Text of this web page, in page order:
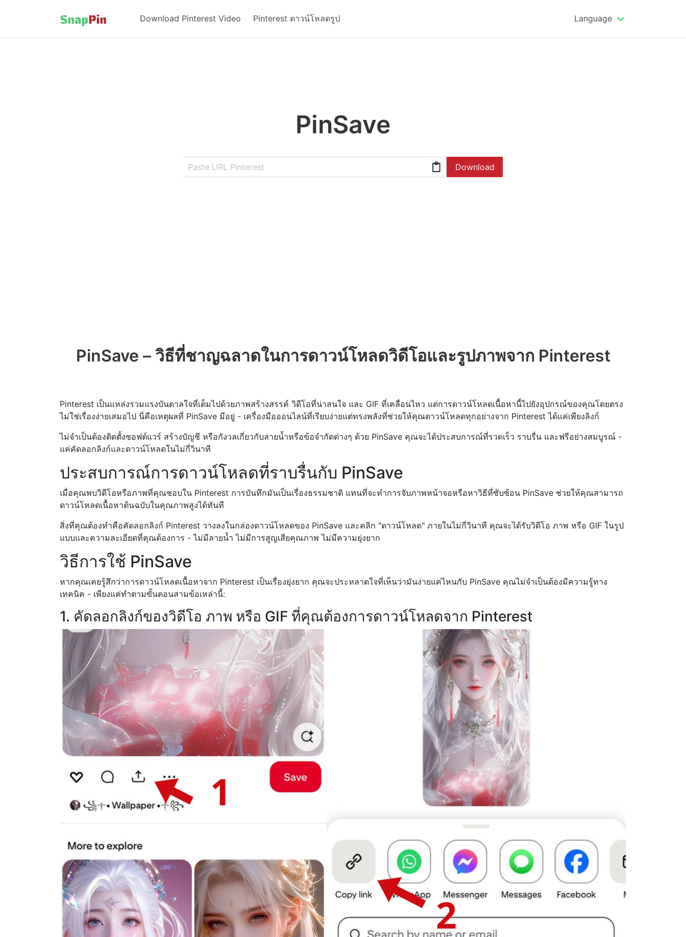
Download Pinterest Video Pinterest ดาวน์โหลดรูป Language
PinSave
Download
PinSave – วิธีที่ชาญฉลาดในการดาวน์โหลดวิดีโอและรูปภาพจาก Pinterest
Pinterest เป็นแหล่งรวมแรงบันดาลใจที่เต็มไปด้วยภาพสร้างสรรค์ วิดีโอที่น่าสนใจ และ GIF ที่เคลื่อนไหว แต่การดาวน์โหลดเนื้อหานี้ไปยังอุปกรณ์ของคุณโดยตรง
ไม่ใช่เรื่องง่ายเสมอไป นี่คือเหตุผลที่ PinSave มีอยู่ - เครื่องมือออนไลน์ที่เรียบง่ายแต่ทรงพลังที่ช่วยให้คุณดาวน์โหลดทุกอย่างจาก Pinterest ได้แค่เพียงลิงก์
ไม่จำเป็นต้องติดตั้งซอฟต์แวร์ สร้างบัญชี หรือกังวลเกี่ยวกับลายน้ำหรือข้อจำกัดต่างๆ ด้วย PinSave คุณจะได้ประสบการณ์ที่รวดเร็ว ราบรื่น และฟรีอย่างสมบูรณ์ -
แค่คัดลอกลิงก์และดาวน์โหลดในไม่กี่วินาที
ประสบการณ์การดาวน์โหลดที่ราบรื่นกับ PinSave
เมื่อคุณพบวิดีโอหรือภาพที่คุณชอบใน Pinterest การบันทึกมันเป็นเรื่องธรรมชาติ แทนที่จะทำการจับภาพหน้าจอหรือหาวิธีที่ซับซ้อน PinSave ช่วยให้คุณสามารถ
ดาวน์โหลดเนื้อหาต้นฉบับในคุณภาพสูงได้ทันที
สิ่งที่คุณต้องทำคือคัดลอกลิงก์ Pinterest วางลงในกล่องดาวน์โหลดของ PinSave และคลิก "ดาวน์โหลด" ภายในไม่กี่วินาที คุณจะได้รับวิดีโอ ภาพ หรือ GIF ในรูป
แบบและความละเอียดที่คุณต้องการ - ไม่มีลายน้ำ ไม่มีการสูญเสียคุณภาพ ไม่มีความยุ่งยาก
วิธีการใช้ PinSave
หากคุณเคยรู้สึกว่าการดาวน์โหลดเนื้อหาจาก Pinterest เป็นเรื่องยุ่งยาก คุณจะประหลาดใจที่เห็นว่ามันง่ายแค่ไหนกับ PinSave คุณไม่จำเป็นต้องมีความรู้ทาง
เทคนิค - เพียงแค่ทำตามขั้นตอนสามข้อเหล่านี้:
1. คัดลอกลิงก์ของวิดีโอ ภาพ หรือ GIF ที่คุณต้องการดาวน์โหลดจาก Pinterest